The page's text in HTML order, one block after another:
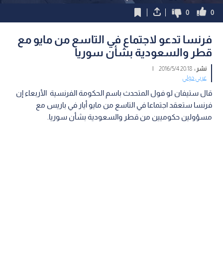
0
0
فرنسا تدعو لاجتماع في التاسع من مايو مع
قطر والسعودية بشأن سوريا
نشر :20:18 2016/5/4
|
عربي دولي
قال ستيفان لو فول المتحدث باسم الحكومة الفرنسية الأربعاء إن
فرنسا ستعقد اجتماعا في التاسع من مايو أيار في باريس مع
مسؤولين حكوميين من قطر والسعودية بشأن سوريا.